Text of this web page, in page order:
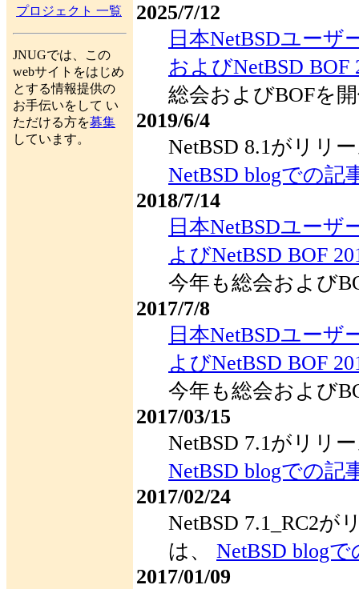
プロジェクト 一覧
JNUGでは、この
webサイトをはじめ
とする情報提供の
お手伝いをして い
ただける方を募集
しています。
2025/7/12
日本NetBSDユーザ
およびNetBSD BOF
総会およびBOFを
2019/6/4
NetBSD 8.1がリリ
NetBSD blogでの記
2018/7/14
日本NetBSDユー
よびNetBSD BOF
今年も総会および
2017/7/8
日本NetBSDユー
よびNetBSD BOF
今年も総会および
2017/03/15
NetBSD 7.1がリリ
NetBSD blogでの記
2017/02/24
NetBSD 7.1_RC2
は、 NetBSD blogで
2017/01/09